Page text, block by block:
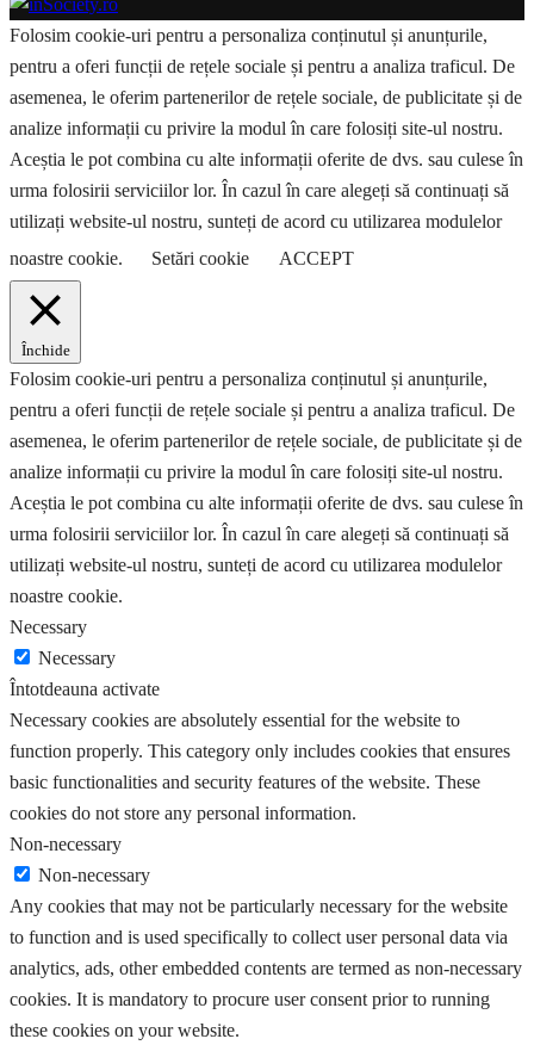
Folosim cookie-uri pentru a personaliza conținutul și anunțurile,
pentru a oferi funcții de rețele sociale și pentru a analiza traficul. De
asemenea, le oferim partenerilor de rețele sociale, de publicitate și de
analize informații cu privire la modul în care folosiți site-ul nostru.
Aceștia le pot combina cu alte informații oferite de dvs. sau culese în
urma folosirii serviciilor lor. În cazul în care alegeți să continuați să
utilizați website-ul nostru, sunteți de acord cu utilizarea modulelor
noastre cookie.
Setări cookie ACCEPT
Închide
Folosim cookie-uri pentru a personaliza conținutul și anunțurile,
pentru a oferi funcții de rețele sociale și pentru a analiza traficul. De
asemenea, le oferim partenerilor de rețele sociale, de publicitate și de
analize informații cu privire la modul în care folosiți site-ul nostru.
Aceștia le pot combina cu alte informații oferite de dvs. sau culese în
urma folosirii serviciilor lor. În cazul în care alegeți să continuați să
utilizați website-ul nostru, sunteți de acord cu utilizarea modulelor
noastre cookie.
Necessary
Necessary
Întotdeauna activate
Necessary cookies are absolutely essential for the website to
function properly. This category only includes cookies that ensures
basic functionalities and security features of the website. These
cookies do not store any personal information.
Non-necessary
Non-necessary
Any cookies that may not be particularly necessary for the website
to function and is used specifically to collect user personal data via
analytics, ads, other embedded contents are termed as non-necessary
cookies. It is mandatory to procure user consent prior to running
these cookies on your website.